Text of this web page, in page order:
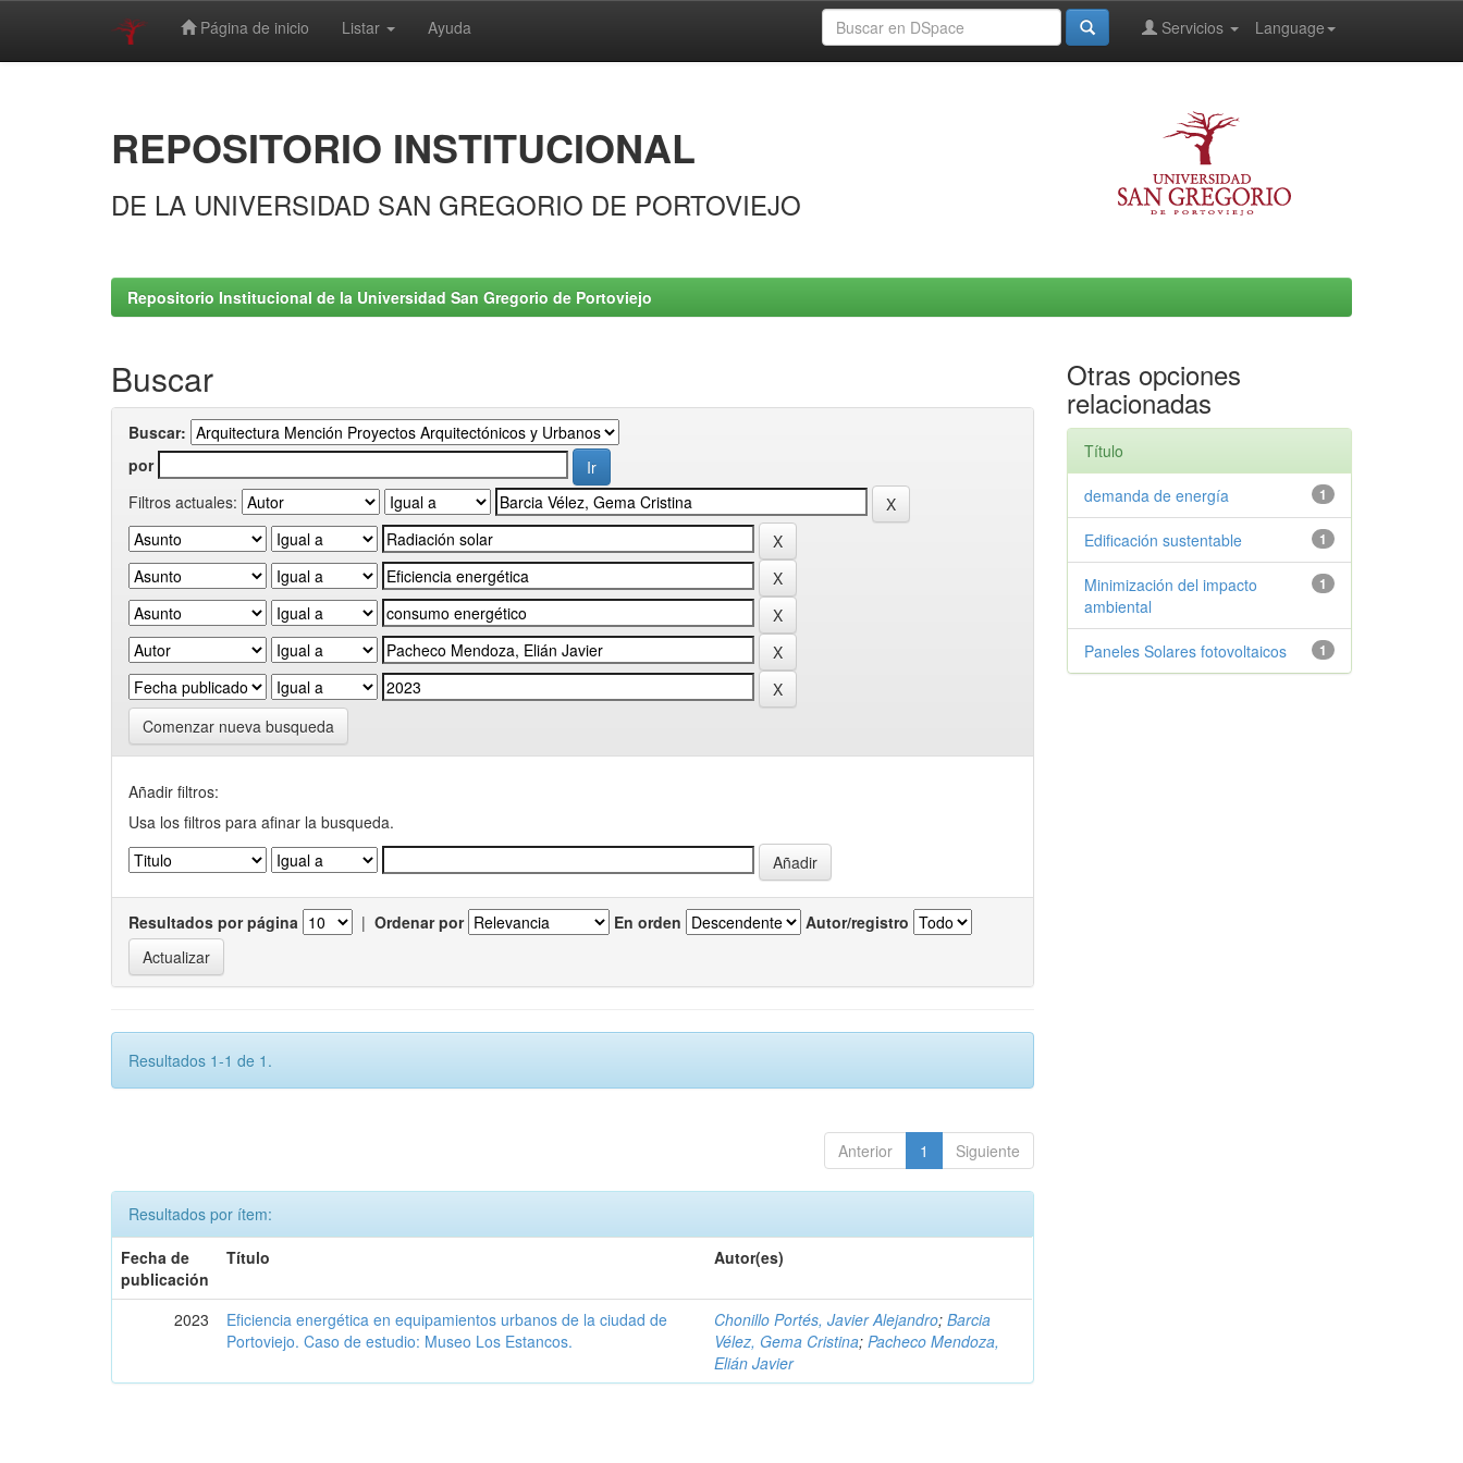
Página de inicio Listar Ayuda Language
Servicios
REPOSITORIO INSTITUCIONAL
DE LA UNIVERSIDAD SAN GREGORIO DE PORTOVIEJO
Repositorio Institucional de la Universidad San Gregorio de Portoviejo
Buscar
Buscar:
por
Filtros actuales:
Comenzar nueva busqueda
Añadir filtros:
Usa los filtros para afinar la busqueda.
Resultados por página | Ordenar por En orden Autor/registro
Resultados 1-1 de 1.
Anterior 1 Siguiente
Resultados por ítem:
Fecha de
publicación
Título Autor(es)
2023
Eficiencia energética en equipamientos urbanos de la ciudad de
Portoviejo. Caso de estudio: Museo Los Estancos.
Chonillo Portés, Javier Alejandro;Barcia
Vélez, Gema Cristina;Pacheco Mendoza,
Elián Javier
Otras opciones
relacionadas
Título
1
demanda de energía
1
Edificación sustentable
1
Minimización del impacto
ambiental
1
Paneles Solares fotovoltaicos